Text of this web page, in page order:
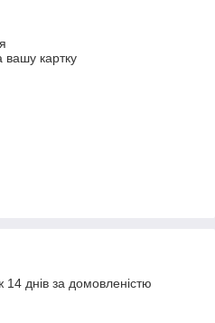
вашу картку
днів за домовленістю